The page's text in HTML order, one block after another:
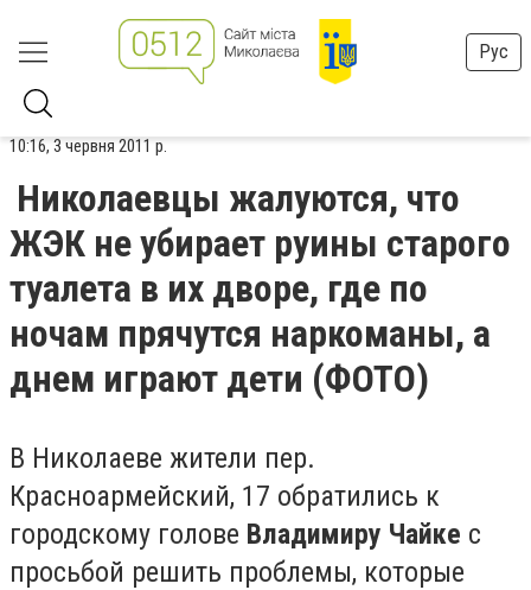
Рус
10:16, 3 червня 2011 р.
Николаевцы жалуются, что
ЖЭК не убирает руины старого
туалета в их дворе, где по
ночам прячутся наркоманы, а
днем играют дети (ФОТО)
В Николаеве жители пер.
Красноармейский, 17 обратились к
городскому голове Владимиру Чайке с
просьбой решить проблемы, которые